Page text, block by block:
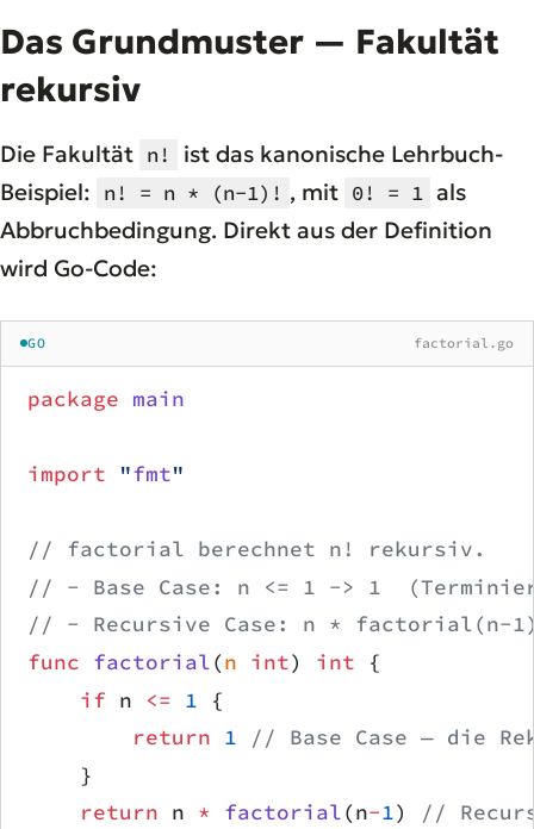
Das Grundmuster — Fakultät
rekursiv
Die Fakultät n!
ist das kanonische Lehrbuch-
Beispiel: n! = n * (n-1)! , mit 0! = 1 als
Abbruchbedingung. Direkt aus der Definition
wird Go-Code:
GO factorial.go
package main
import "fmt"
// factorial berechnet n! rekursiv.
// - Base Case: n <= 1 -> 1
// - Recursive Case: n * factorial(n-1)
func factorial(n int) int {
    if
n <= 1 {
        return
1 // Base Case — die
    }
    return
n * factorial(n-1)
//